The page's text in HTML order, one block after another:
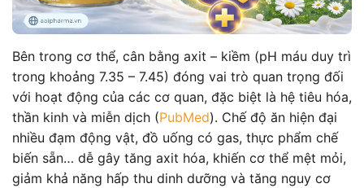
Bên trong cơ thể, cân bằng axit – kiềm (pH máu duy trì
trong khoảng 7.35 – 7.45) đóng vai trò quan trọng đối
với hoạt động của các cơ quan, đặc biệt là hệ tiêu hóa,
thần kinh và miễn dịch (PubMed). Chế độ ăn hiện đại
nhiều đạm động vật, đồ uống có gas, thực phẩm chế
biến sẵn… dễ gây tăng axit hóa, khiến cơ thể mệt mỏi,
giảm khả năng hấp thu dinh dưỡng và tăng nguy cơ